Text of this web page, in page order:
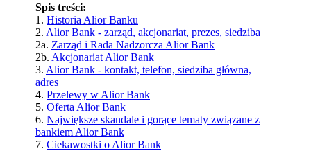
Spis treści:
1. Historia Alior Banku
2. Alior Bank - zarząd, akcjonariat, prezes, siedziba
2a. Zarząd i Rada Nadzorcza Alior Bank
2b. Akcjonariat Alior Bank
3. Alior Bank - kontakt, telefon, siedziba główna,
adres
4. Przelewy w Alior Bank
5. Oferta Alior Bank
6. Największe skandale i gorące tematy związane z
bankiem Alior Bank
7. Ciekawostki o Alior Bank